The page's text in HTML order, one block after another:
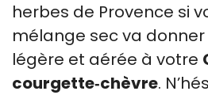
herbes de Provence si
mélange sec va
légère et aérée à votre
courgette‑chèvre.